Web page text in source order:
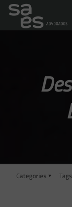
Categories Tags